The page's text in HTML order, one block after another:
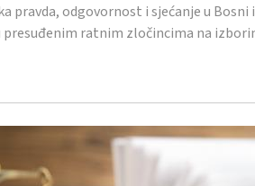
pravda, odgovornost i sjećanje u
ratnim zločincima na